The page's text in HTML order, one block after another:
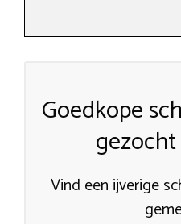
Goedkope
Vind een ijverige